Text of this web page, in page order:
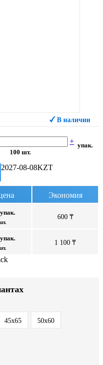
В наличии
+
100 шт.
упак.
2027-08-08KZT
Экономия
600 ₸
1 100 ₸
45x65 50x60